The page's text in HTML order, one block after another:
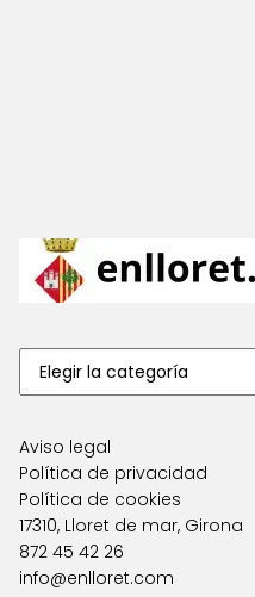
Aviso legal
Política de privacidad
Política de cookies
17310, Lloret de mar, Girona
872 45 42 26
info@enlloret.com